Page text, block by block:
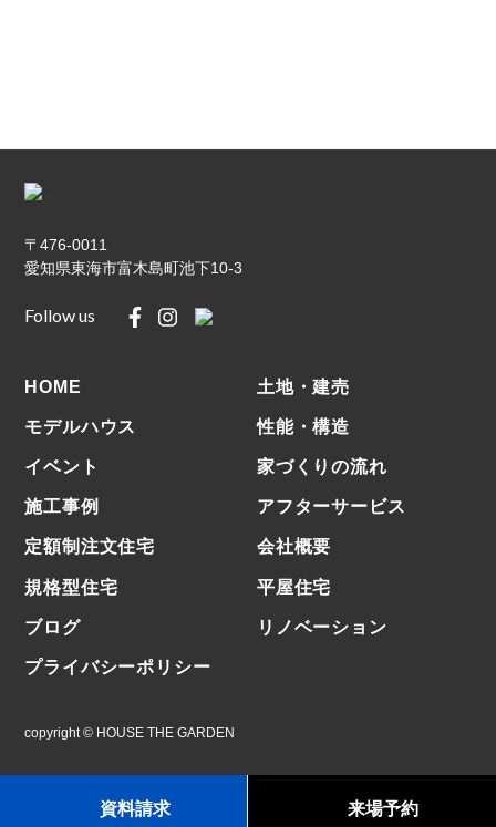
〒476-0011
愛知県東海市富木島町池下10-3
Follow us
HOME ⼟地・建売
モデルハウス 性能・構造
イベント 家づくりの流れ
施⼯事例 アフターサービス
定額制注文住宅 会社概要
規格型住宅 平屋住宅
ブログ リノベーション
プライバシーポリシー
copyright © HOUSE THE GARDEN
資料請求 来場予約